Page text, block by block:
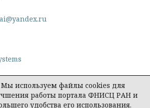
персональных
Мы используем файлы cookies для
работы портала ФНИСЦ РАН и
удобства его использования.